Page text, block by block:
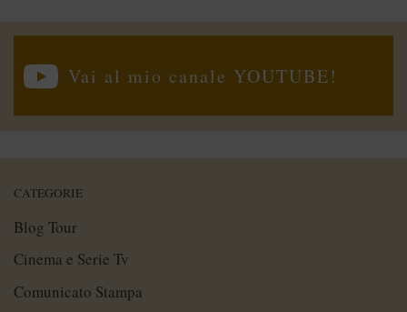
Vai al mio canale YOUTUBE!
CATEGORIE
Blog Tour
Cinema e Serie Tv
Comunicato Stampa